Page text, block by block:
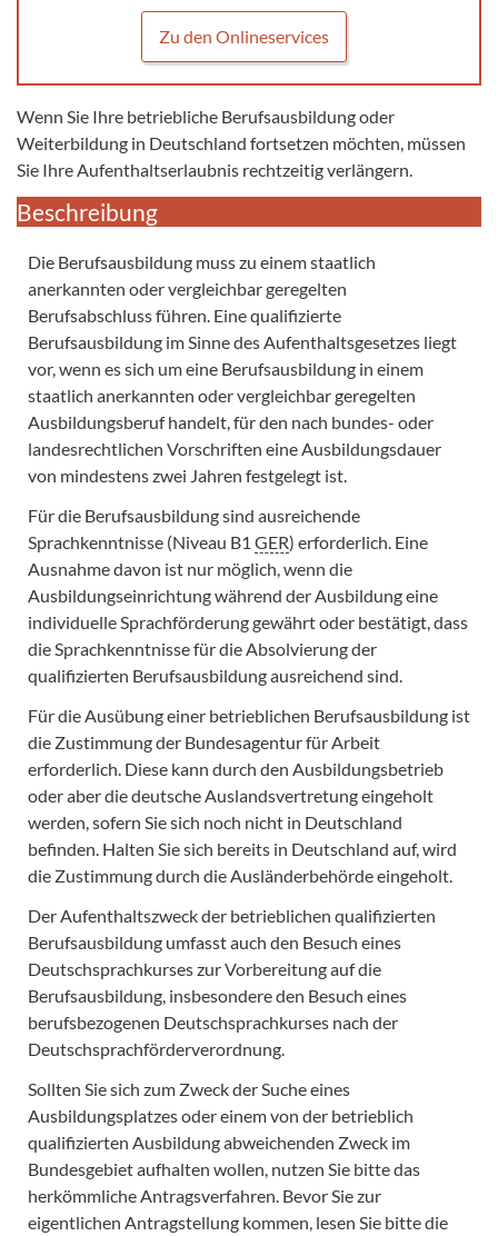
Zu den Onlineservices
Wenn Sie Ihre betriebliche Berufsausbildung oder
Weiterbildung in Deutschland fortsetzen möchten, müssen
Sie Ihre Aufenthaltserlaubnis rechtzeitig verlängern.
Beschreibung
Die Berufsausbildung muss zu einem staatlich
anerkannten oder vergleichbar geregelten
Berufsabschluss führen. Eine qualifizierte
Berufsausbildung im Sinne des Aufenthaltsgesetzes liegt
vor, wenn es sich um eine Berufsausbildung in einem
staatlich anerkannten oder vergleichbar geregelten
Ausbildungsberuf handelt, für den nach bundes- oder
landesrechtlichen Vorschriften eine Ausbildungsdauer
von mindestens zwei Jahren festgelegt ist.
Für die Berufsausbildung sind ausreichende
Sprachkenntnisse (Niveau B1 GER) erforderlich. Eine
Ausnahme davon ist nur möglich, wenn die
Ausbildungseinrichtung während der Ausbildung eine
individuelle Sprachförderung gewährt oder bestätigt, dass
die Sprachkenntnisse für die Absolvierung der
qualifizierten Berufsausbildung ausreichend sind.
Für die Ausübung einer betrieblichen Berufsausbildung ist
die Zustimmung der Bundesagentur für Arbeit
erforderlich. Diese kann durch den Ausbildungsbetrieb
oder aber die deutsche Auslandsvertretung eingeholt
werden, sofern Sie sich noch nicht in Deutschland
befinden. Halten Sie sich bereits in Deutschland auf, wird
die Zustimmung durch die Ausländerbehörde eingeholt.
Der Aufenthaltszweck der betrieblichen qualifizierten
Berufsausbildung umfasst auch den Besuch eines
Deutschsprachkurses zur Vorbereitung auf die
Berufsausbildung, insbesondere den Besuch eines
berufsbezogenen Deutschsprachkurses nach der
Deutschsprachförderverordnung.
Sollten Sie sich zum Zweck der Suche eines
Ausbildungsplatzes oder einem von der betrieblich
qualifizierten Ausbildung abweichenden Zweck im
Bundesgebiet aufhalten wollen, nutzen Sie bitte das
herkömmliche Antragsverfahren. Bevor Sie zur
eigentlichen Antragstellung kommen, lesen Sie bitte die